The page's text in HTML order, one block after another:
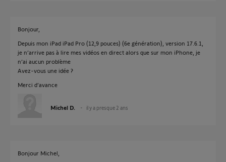
Bonjour,
Depuis mon iPad iPad Pro (12,9 pouces) (6e génération), version 17.6.1,
je n’arrive pas à lire mes vidéos en direct alors que sur mon iPhone, je
n’ai aucun problème
Avez-vous une idée ?
Merci d’avance
Michel D. il y a presque 2 ans
Bonjour Michel,